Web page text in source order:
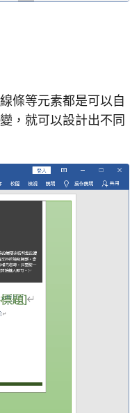
條等元素都是可以自
，就可以設計出不同